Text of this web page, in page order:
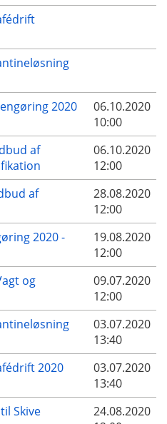
2020
06.10.2020
10:00
af
06.10.2020
12:00
af
28.08.2020
12:00
2020 -
19.08.2020
12:00
og
09.07.2020
12:00
03.07.2020
13:40
2020
03.07.2020
13:40
Skive
24.08.2020